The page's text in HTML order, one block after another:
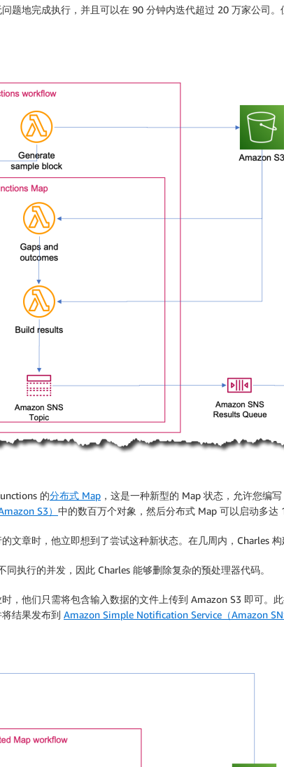
题地完成执行，并且可以在 90 分钟内迭代超过 20 万家公司
的分布式 Map ，这是一种新型的 Map 状态，允许您编
S3） 中的数百万个对象，然后分布式 Map 可以启动多达
文章时，他立即想到了尝试这种新状态。在几周内，Charles 构
执行的并发，因此 Charles 能够删除复杂的预处理器代码。
，他们只需将包含输入数据的文件上传到 Amazon S3 即可。
结果发布到 Amazon Simple Notiﬁcation Service（Amazon